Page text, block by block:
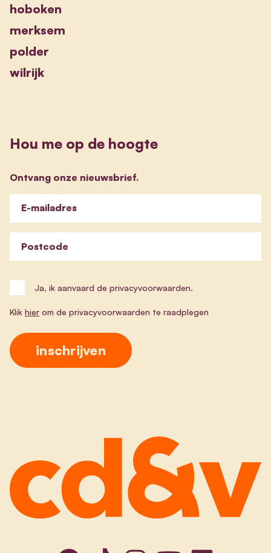
hoboken
merksem
polder
wilrijk
Hou me op de hoogte
Ontvang onze nieuwsbrief.
E-mailadres
Postcode
Ja, ik aanvaard de privacyvoorwaarden.
Klik hier om de privacyvoorwaarden te raadplegen